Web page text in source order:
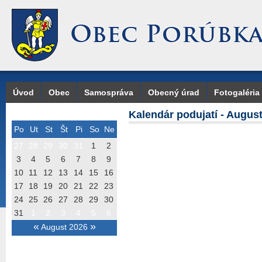
Úvod Obec Samospráva Obecný úrad Fotogaléria
Po Ut St Št Pi So Ne
« August 2026 »
1
2
3
4 5 6 7 8
9
10
11 12 13 14 15
16
17
18 19 20 21 22
23
24
25 26 27 28 29
30
31
Kalendár podujatí -